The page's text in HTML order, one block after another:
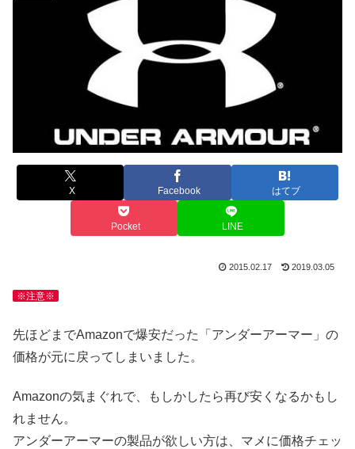
X Facebook はてブ
Pocket LINE
2015.02.17 2019.03.05
※注意※
先ほどまでAmazonで爆安だった「アンダーアーマー」の
価格が元に戻ってしまいました。
Amazonの気まぐれで、もしかしたら再び安くなるかもし
れません。
アンダーアーマーの製品が欲しい方は、マメに価格チェッ